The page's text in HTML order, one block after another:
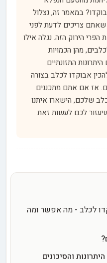
במאמר זה, נצלול
צריכים לדעת לפני
הירוק הזה. נגלה אילו
מהן הכמויות
התזונתיים
אבוקדו לכלב בצורה
אז אם אתם מתכננים
שלכם, הישארו איתנו
לכם לעשות זאת
לכלב - מה אפשר ומה
והסיכונים